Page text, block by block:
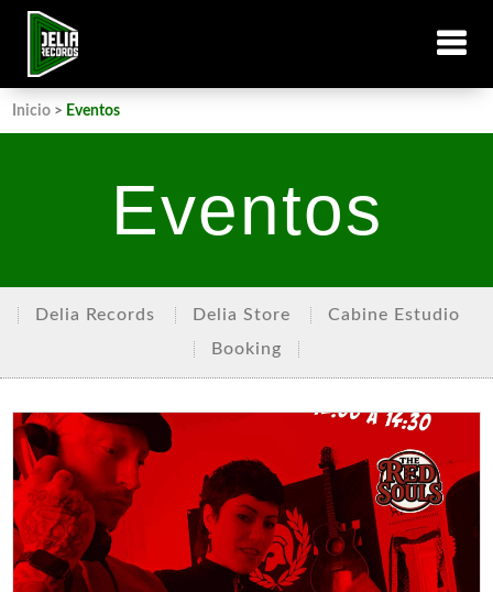
Inicio > Eventos
Eventos
Delia Records Delia Store
Cabine Estudio
Booking